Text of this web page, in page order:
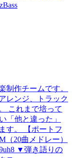
制作チームです。
レンジ、トラック
これまで培って
「他と違った」
す。 【ポートフ
20曲メドレー）
▼弾き語りの